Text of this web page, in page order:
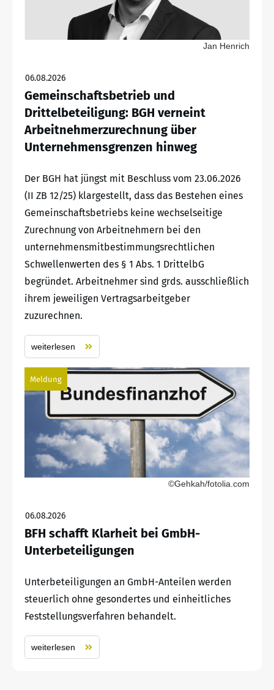
Jan Henrich
06.08.2026
Gemeinschaftsbetrieb und
Drittelbeteiligung: BGH verneint
Arbeitnehmerzurechnung über
Unternehmensgrenzen hinweg
Der BGH hat jüngst mit Beschluss vom 23.06.2026
(II ZB 12/25) klargestellt, dass das Bestehen eines
Gemeinschaftsbetriebs keine wechselseitige
Zurechnung von Arbeitnehmern bei den
unternehmensmitbestimmungsrechtlichen
Schwellenwerten des § 1 Abs. 1 DrittelbG
begründet. Arbeitnehmer sind grds. ausschließlich
ihrem jeweiligen Vertragsarbeitgeber
zuzurechnen.
weiterlesen
Meldung
©Gehkah/fotolia.com
06.08.2026
BFH schafft Klarheit bei GmbH-
Unterbeteiligungen
Unterbeteiligungen an GmbH-Anteilen werden
steuerlich ohne gesondertes und einheitliches
Feststellungsverfahren behandelt.
weiterlesen